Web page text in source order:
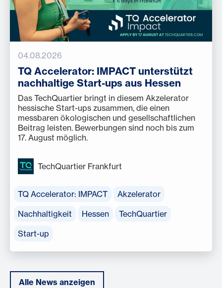
04.08.2026
TQ Accelerator: IMPACT unterstützt
nachhaltige Start-ups aus Hessen
Das TechQuartier bringt in diesem Akzelerator
hessische Start-ups zusammen, die einen
messbaren ökologischen und gesellschaftlichen
Beitrag leisten. Bewerbungen sind noch bis zum
17. August möglich.
TechQuartier Frankfurt
TQ Accelerator: IMPACT
Akzelerator
Nachhaltigkeit
Hessen
TechQuartier
Start-up
Alle News anzeigen